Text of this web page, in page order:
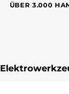
ÜBER 3.000